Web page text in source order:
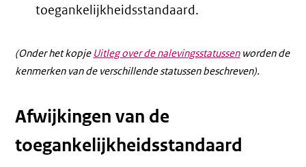
toegankelijkheidsstandaard.
(Onder het kopje Uitleg over de nalevingsstatussenworden de
kenmerken van de verschillende statussen beschreven).
Afwijkingen van de
toegankelijkheidsstandaard